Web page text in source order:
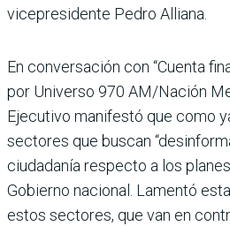
vicepresi­dente Pedro Alliana.
En conversación con “Cuenta
por Universo 970 AM/Nación
Ejecu­tivo manifestó que como
sectores que buscan
ciudadanía respecto a los
Gobierno nacional. Lamentó
estos sectores, que van en